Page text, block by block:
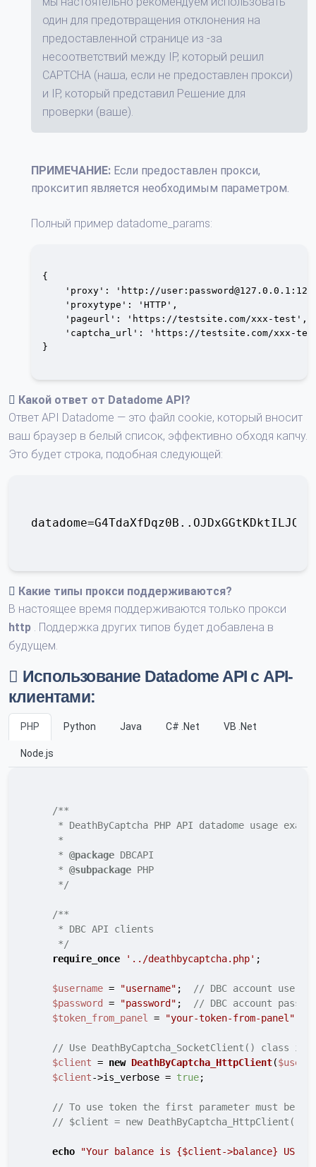
один для предотвращения отклонения на
предоставленной странице из -за
несоответствий между IP, который решил
CAPTCHA (наша, если не предоставлен прокси)
и IP, который представил Решение для
проверки (ваше).
ПРИМЕЧАНИЕ: Если предоставлен прокси,
прокситип является необходимым параметром.
Полный пример datadome_params:
{
'proxy': 'http://
    'proxytype': 'HTTP',
    'pageurl': 'https://testsite.com/xxx-test',
'captcha_url': 'https://testsite.com/xxx-
}
Какой ответ от Datadome API?
Ответ API Datadome — это файл cookie, который вносит
ваш браузер в белый список, эффективно обходя капчу.
Это будет строка, подобная следующей:
datadome
Какие типы прокси поддерживаются?
В настоящее время поддерживаются только прокси
http
. Поддержка других типов будет добавлена ​​в
будущем.
Использование Datadome API с API-
клиентами:
PHP Python Java C# .Net VB .Net
Node.js
/**
* DeathByCaptcha PHP API datadome usage
     *
     *
@package DBCAPI
     *
@subpackage PHP
     */
/**
     * DBC API clients
     */
require_once
'../deathbycaptcha.php' ;
$username = "username" ;
// DBC account
$password
= "password" ;
// DBC account
$token_from_panel
= "your-token-from-panel"
// Use DeathByCaptcha_SocketClient() class if
$client = new DeathByCaptcha_HttpClient(
$client->is_verbose = true;
// To use token the first parameter must be
// $client = new
echo "Your balance is {$client->balance} US